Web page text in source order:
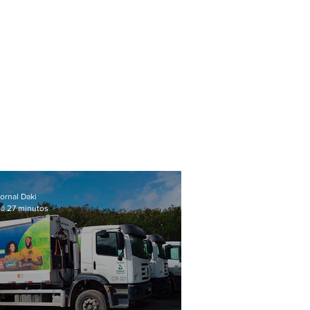
Daki
27 minutos